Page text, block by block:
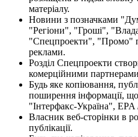
матеріалу.
Новини з позначками
"Регіони", "Гроші",
"Спецпроекти", "Промо"
реклами.
Розділ Спецпроекти
комерційними
Будь яке копіювання,
поширення інформації,
"Інтерфакс-Україна",
Власник веб-сторінки в
публікації.